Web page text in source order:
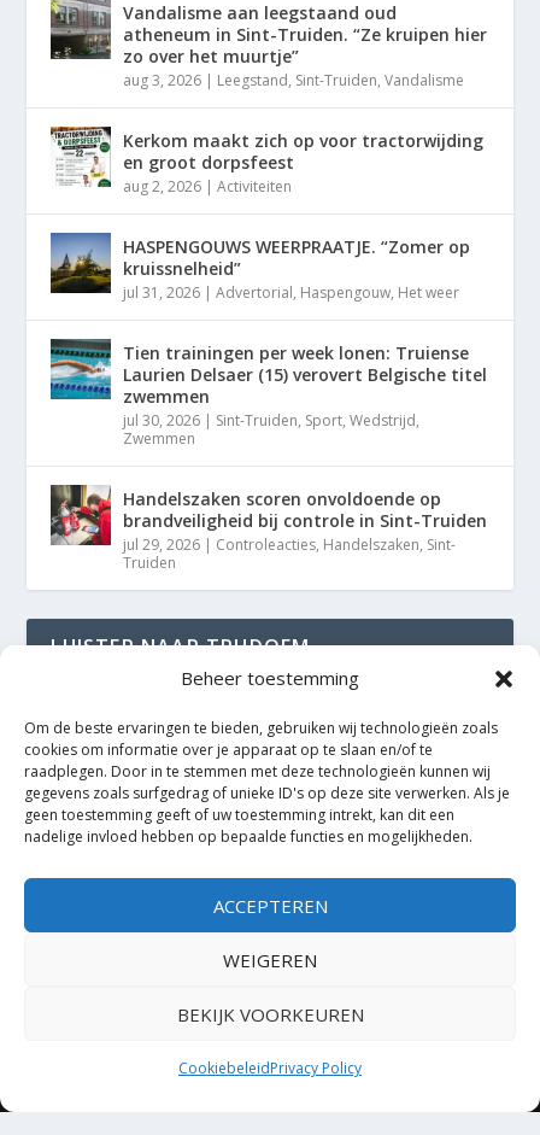
Beheer toestemming
Om de beste ervaringen te bieden, gebruiken wij technologieën zoals
cookies om informatie over je apparaat op te slaan en/of te
raadplegen. Door in te stemmen met deze technologieën kunnen wij
gegevens zoals surfgedrag of unieke ID's op deze site verwerken. Als je
geen toestemming geeft of uw toestemming intrekt, kan dit een
nadelige invloed hebben op bepaalde functies en mogelijkheden.
ACCEPTEREN
WEIGEREN
BEKIJK VOORKEUREN
CookiebeleidPrivacy Policy
Vandalisme aan leegstaand oud
atheneum in Sint-Truiden. “Ze kruipen hier
zo over het muurtje”
aug 3, 2026 | Leegstand, Sint-Truiden,Vandalisme
Kerkom maakt zich op voor tractorwijding
en groot dorpsfeest
aug 2, 2026 |Activiteiten
HASPENGOUWS WEERPRAATJE. “Zomer op
kruissnelheid”
jul 31, 2026 |Advertorial, Haspengouw, Het weer
Tien trainingen per week lonen: Truiense
Laurien Delsaer (15) verovert Belgische titel
zwemmen
jul 30, 2026 | Sint-Truiden, Sport,Wedstrijd,
Zwemmen
Handelszaken scoren onvoldoende op
brandveiligheid bij controle in Sint-Truiden
jul 29, 2026 | Controleacties, Handelszaken, Sint-
Truiden
LUISTER NAAR TRUDOFM
TrudoFM